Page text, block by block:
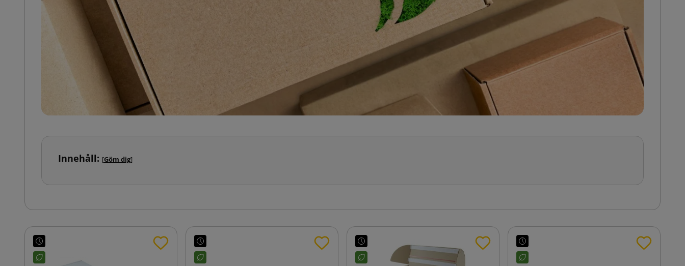
Innehåll: [Göm dig]